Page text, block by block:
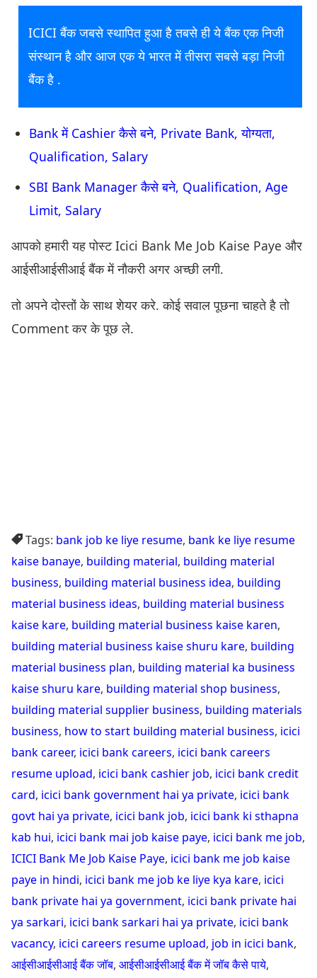
ICICI बैंक जबसे स्थापित हुआ है तबसे ही ये बैंक एक निजी
संस्थान है और आज एक ये भारत में तीसरा सबसे बड़ा निजी
बैंक है .
Bank में Cashier कैसे बने, Private Bank, योग्यता,
Qualification, Salary
SBI Bank Manager कैसे बने, Qualification, Age
Limit, Salary
आपको हमारी यह पोस्ट Icici Bank Me Job Kaise Paye और
आईसीआईसीआई बैंक में नौकरी अगर अच्छी लगी.
तो अपने दोस्तों के साथ शेयर करे. कोई सवाल पूछना चाहते है तो
Comment कर के पूछ ले.
Tags: bank job ke liye resume, bank ke liye resume
kaise banaye, building material, building material
business, building material business idea, building
material business ideas, building material business
kaise kare, building material business kaise karen,
building material business kaise shuru kare, building
material business plan, building material ka business
kaise shuru kare, building material shop business,
building material supplier business, building materials
business, how to start building material business, icici
bank career, icici bank careers, icici bank careers
resume upload, icici bank cashier job, icici bank credit
card, icici bank government hai ya private, icici bank
govt hai ya private, icici bank job, icici bank ki sthapna
kab hui, icici bank mai job kaise paye, icici bank me job,
ICICI Bank Me Job Kaise Paye, icici bank me job kaise
paye in hindi, icici bank me job ke liye kya kare, icici
bank private hai ya government, icici bank private hai
ya sarkari, icici bank sarkari hai ya private, icici bank
vacancy, icici careers resume upload, job in icici bank,
आईसीआईसीआई बैंक जॉब, आईसीआईसीआई बैंक में जॉब कैसे पाये,